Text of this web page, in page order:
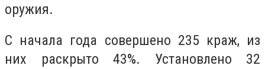
оружия.
С начала года совершено 235 краж, из
них раскрыто 43%. Установлено 32